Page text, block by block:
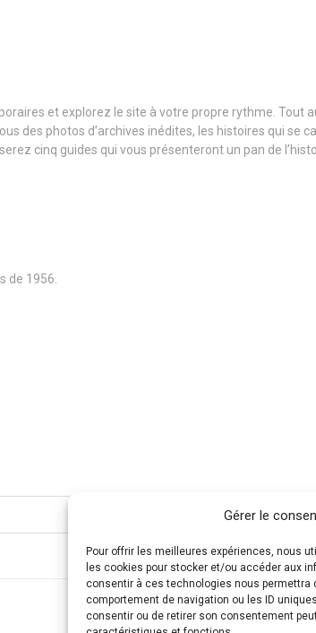
Gérer le
Pour offrir les meilleures expériences, nous
les cookies pour stocker et/ou accéder aux
consentir à ces technologies nous permettra
comportement de navigation ou les ID
consentir ou de retirer son consentement
et explorez le site à votre propre rythme. Tout
des photos d’archives inédites, les histoires qui se
cinq guides qui vous présenteront un pan de
de 1956.